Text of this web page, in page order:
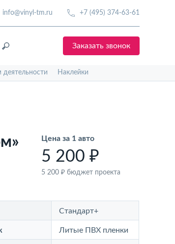
info@vinyl-tm.ru +7 (495) 374-63-61
Заказать звонок
деятельности Наклейки
Цена за 1 авто
5 200 ₽
5 200 ₽ бюджет проекта
Стандарт+
Литые ПВХ пленки